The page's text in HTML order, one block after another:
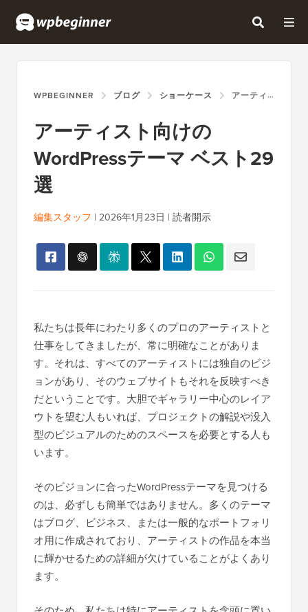
WPBEGINNER ブログ ショーケース アーティスト向けのWORDPRESSテーマ ベスト29選
アーティスト向けの
WordPressテーマ ベスト29
選
編集スタッフ | 2026年1月23日 | 読者開示
私たちは長年にわたり多くのプロのアーティストと
仕事をしてきましたが、常に明確なことがありま
す。それは、すべてのアーティストには独自のビジ
ョンがあり、そのウェブサイトもそれを反映すべき
だということです。大胆でギャラリー中心のレイア
ウトを望む人もいれば、プロジェクトの解説や没入
型のビジュアルのためのスペースを必要とする人も
います。
そのビジョンに合ったWordPressテーマを見つける
のは、必ずしも簡単ではありません。多くのテーマ
はブログ、ビジネス、または一般的なポートフォリ
オ用に作成されており、アーティストの作品を本当
に輝かせるための詳細が欠けていることがよくあり
ます。